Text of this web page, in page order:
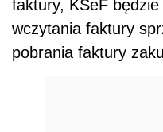
faktury, KSeF będzie
wczytania faktury
pobrania faktury